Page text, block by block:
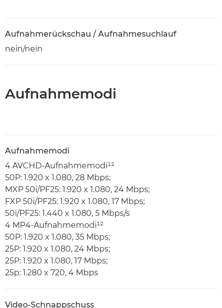
Aufnahmerückschau / Aufnahmesuchlauf
nein/nein
Aufnahmemodi
Aufnahmemodi
4 AVCHD-Aufnahmemodi¹²
50P: 1.920 x 1.080, 28 Mbps;
MXP 50i/PF25: 1.920 x 1.080, 24 Mbps;
FXP 50i/PF25: 1.920 x 1.080, 17 Mbps;
50i/PF25: 1.440 x 1.080, 5 Mbps/s
4 MP4-Aufnahmemodi¹²
50P: 1.920 x 1.080, 35 Mbps;
25P: 1.920 x 1.080, 24 Mbps;
25P: 1.920 x 1.080, 17 Mbps;
25p: 1.280 x 720, 4 Mbps
Video-Schnappschuss